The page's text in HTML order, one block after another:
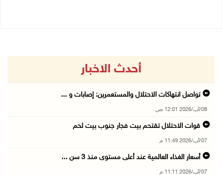
أحدث الاخبار
تواصل انتهاكات الاحتلال والمستعمرين: إصابات و ...
08/آب/2026 12:01 ص
قوات الاحتلال تقتحم بيت فجار جنوب بيت لحم
07/آب/2026 11:49 م
أسعار الغذاء العالمية عند أعلى مستوى منذ 3 سن ...
07/آب/2026 11:11 م